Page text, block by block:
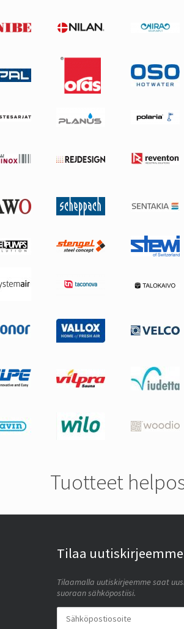
Tuotteet
Tilaa uutiskirjeemme
Tilaamalla uutiskirjeemme saat
suoraan sähköpostiisi.